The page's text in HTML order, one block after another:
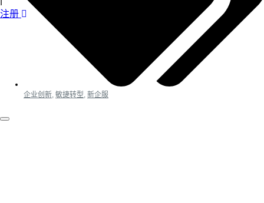
注册
企业创新 敏捷转型 新企服